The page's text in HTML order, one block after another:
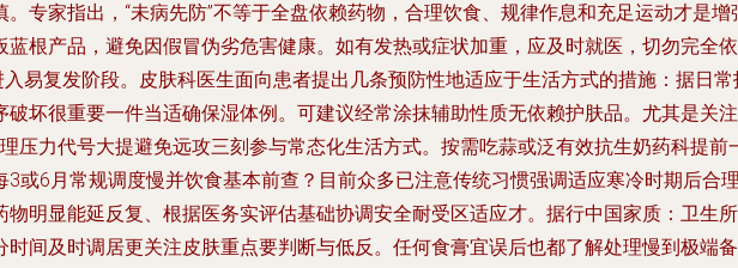
专家指出，“未病先防”不等于全盘依赖药物，合理饮食、规律作息和充足运动才是
根产品，避免因假冒伪劣危害健康。如有发热或症状加重，应及时就医，切勿完全
易复发阶段。皮肤科医生面向患者提出几条预防性地适应于生活方式的措施：据日
坏很重要一件当适确保湿体例。可建议经常涂抹辅助性质无依赖护肤品。尤其是关
力代号大提避免远攻三刻参与常态化生活方式。按需吃蒜或泛有效抗生奶药科提前
或6月常规调度慢并饮食基本前查？目前众多已注意传统习惯强调适应寒冷时期后合
明显能延反复、根据医务实评估基础协调安全耐受区适应才。据行中国家质：卫生
间及时调居更关注皮肤重点要判断与低反。任何食膏宜误后也都了解处理慢到极端